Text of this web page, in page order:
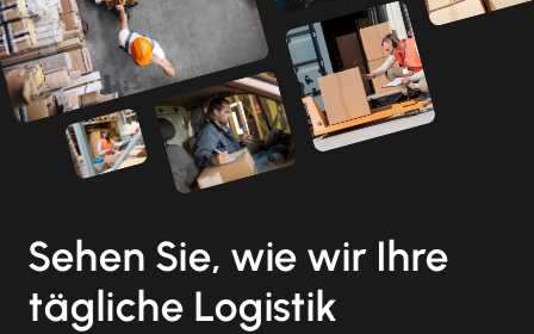
Sehen Sie, wie wir Ihre
tägliche Logistik